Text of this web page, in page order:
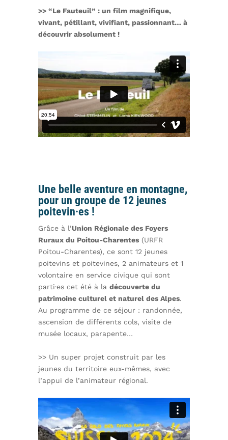
>> “Le Fauteuil” : un film magnifique,
vivant, pétillant, vivifiant, passionnant… à
découvrir absolument !
Une belle aventure en montagne,
pour un groupe de 12 jeunes
poitevin·es !
Grâce à l’Union Régionale des Foyers
Ruraux du Poitou-Charentes(URFR
Poitou-Charentes), ce sont 12 jeunes
poitevins et poitevines, 2 animateurs et 1
volontaire en service civique qui sont
parti·es cet été à la découverte du
patrimoine culturel et naturel des Alpes.
Au programme de ce séjour : randonnée,
ascension de différents cols, visite de
musée locaux, parapente…
>> Un super projet construit par les
jeunes du territoire eux-mêmes, avec
l’appui de l’animateur régional.